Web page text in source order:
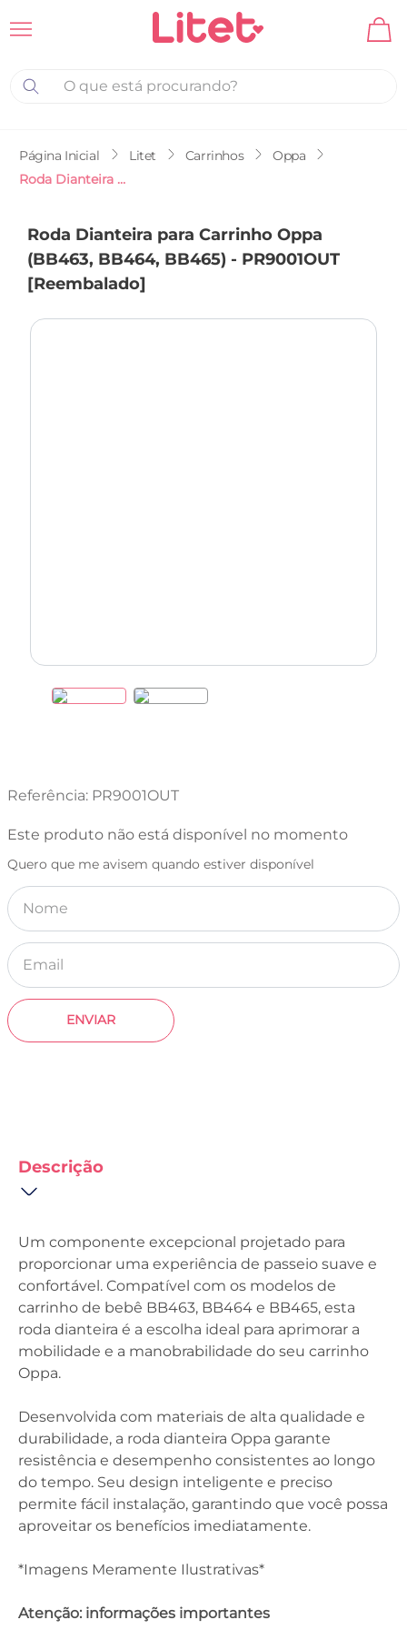
O que está procurando?
Litet Carrinhos
Oppa
Roda Dianteira para Carrinho Oppa (BB463, BB464, BB465) - PR9001OUT [Reembalado]
Roda Dianteira para Carrinho Oppa
(BB463, BB464, BB465) - PR9001OUT
[Reembalado]
Referência: PR9001OUT
Este produto não está disponível no momento
Quero que me avisem quando estiver disponível
ENVIAR
Descrição
Um componente excepcional projetado para
proporcionar uma experiência de passeio suave e
confortável. Compatível com os modelos de
carrinho de bebê BB463, BB464 e BB465, esta
roda dianteira é a escolha ideal para aprimorar a
mobilidade e a manobrabilidade do seu carrinho
Oppa.
Desenvolvida com materiais de alta qualidade e
durabilidade, a roda dianteira Oppa garante
resistência e desempenho consistentes ao longo
do tempo. Seu design inteligente e preciso
permite fácil instalação, garantindo que você possa
aproveitar os benefícios imediatamente.
*Imagens Meramente Ilustrativas*
Atenção: informações importantes